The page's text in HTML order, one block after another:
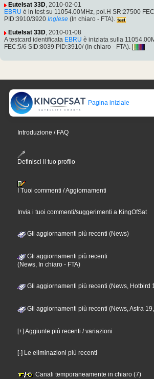
Eutelsat 33D, 2010-02-01
EBRU è in test su 11054.00MHz, pol.H SR:27500
PID:3910/3920 Inglese (In chiaro - FTA).
Eutelsat 33D, 2010-01-08
A testcard identificata EBRU è iniziata sulla
FEC:5/6 SID:8039 PID:3910/ (In chiaro - FTA).
Pagina iniziale
Introduzione / FAQ
Definisci il tuo profilo
I Tuoi commenti / Aggiornamenti
Invia i tuoi commenti/suggerimenti a KingOfSat
Gli aggiornamenti più recenti (News)
Gli aggiornamenti più recenti
(News, In chiaro - FTA)
Gli aggiornamenti più recenti (News, Hotbird
Gli aggiornamenti più recenti (News, Astra
[+] Aggiunte più recenti / variazioni
[-] Le eliminazioni più recenti
Canali temporaneamente in chiaro (7)